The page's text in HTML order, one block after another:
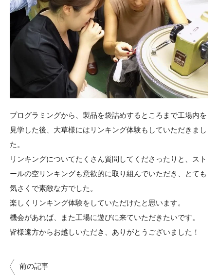
プログラミングから、製品を袋詰めするところまで工場内を
見学した後、大草様にはリンキング体験もしていただきまし
た。
リンキングについてたくさん質問してくださったりと、スト
ールの空リンキングも意欲的に取り組んでいただき、とても
気さくで素敵な方でした。
楽しくリンキング体験をしていただけたと思います。
機会があれば、また工場に遊びに来ていただきたいです。
皆様遠方からお越しいただき、ありがとうございました！
前の記事